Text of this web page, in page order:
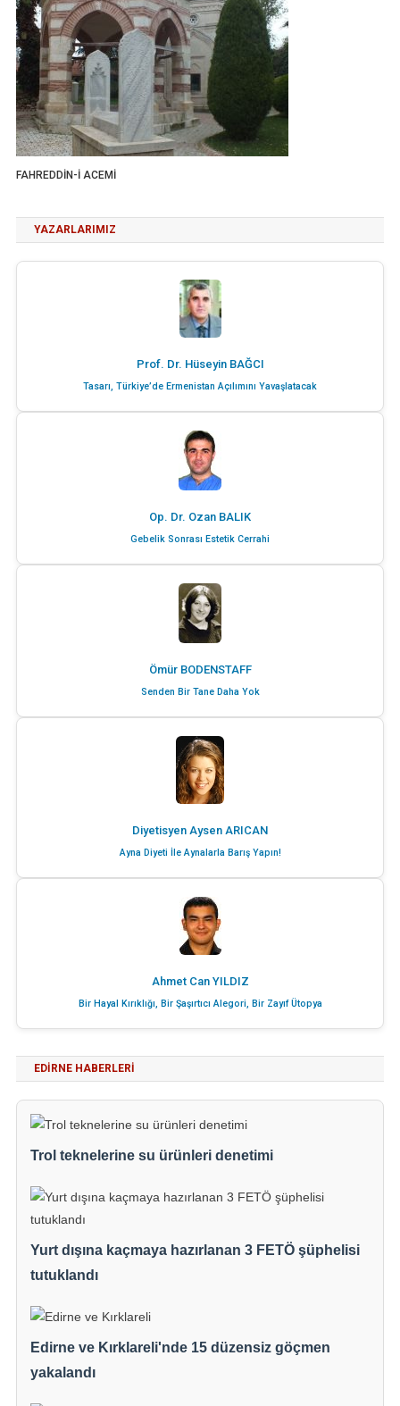
FAHREDDİN-İ ACEMİ
YAZARLARIMIZ
Prof. Dr. Hüseyin BAĞCI
Tasarı, Türkiye’de Ermenistan Açılımını Yavaşlatacak
Op. Dr. Ozan BALIK
Gebelik Sonrası Estetik Cerrahi
Ömür BODENSTAFF
Senden Bir Tane Daha Yok
Diyetisyen Aysen ARICAN
Ayna Diyeti İle Aynalarla Barış Yapın!
Ahmet Can YILDIZ
Bir Hayal Kırıklığı, Bir Şaşırtıcı Alegori, Bir Zayıf Ütopya
EDIRNE HABERLERI
Trol teknelerine su ürünleri denetimi
Yurt dışına kaçmaya hazırlanan 3 FETÖ şüphelisi
tutuklandı
Edirne ve Kırklareli'nde 15 düzensiz göçmen
yakalandı